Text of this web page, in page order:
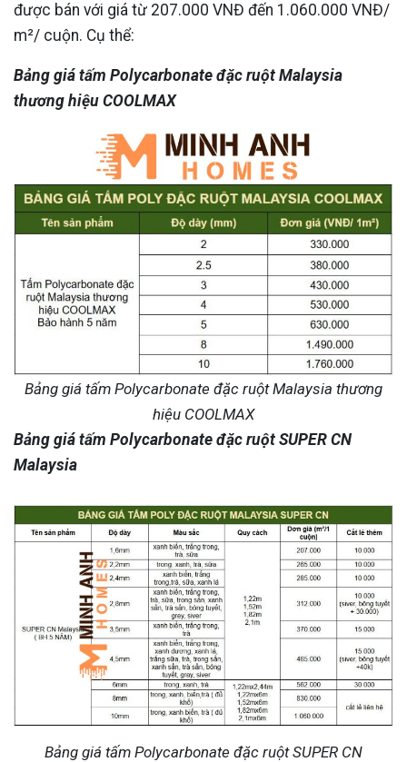
được bán với giá từ 207.000 VNĐ đến 1.060.000 VNĐ/
m²/ cuộn. Cụ thể:
Bảng giá tấm Polycarbonate đặc ruột Malaysia
thương hiệu COOLMAX
Bảng giá tấm Polycarbonate đặc ruột Malaysia thương
hiệu COOLMAX
Bảng giá tấm Polycarbonate đặc ruột SUPER CN
Malaysia
Bảng giá tấm Polycarbonate đặc ruột SUPER CN